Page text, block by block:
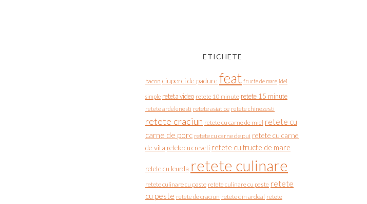
ETICHETE
bacon ciuperci de padure feat fructe de mare idei
simple reteta video retete 10 minute retete 15 minute
retete ardelenesti retete asiatice retete chinezesti
retete craciun retete cu carne de miel retete cu
carne de porc retete cu carne de pui retete cu carne
de vita retete cu creveti retete cu fructe de mare
retete cu leurda retete culinare
retete culinare cu paste retete culinare cu peste retete
cu peste retete de craciun retete din ardeal retete